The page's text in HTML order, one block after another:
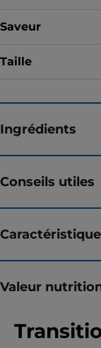
Saveur
Taille
Ingrédients
Conseils utiles
Valeur